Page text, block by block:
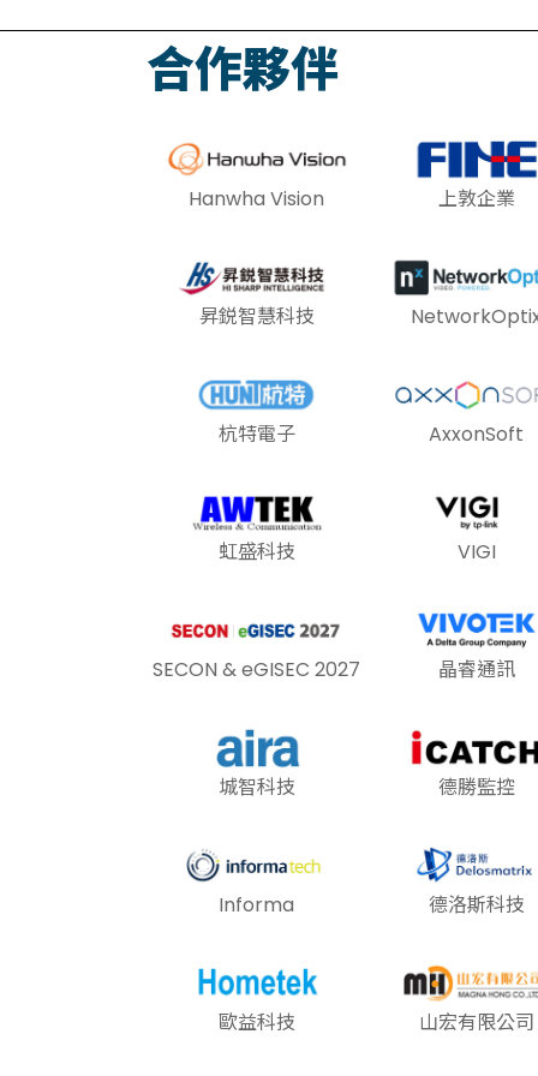
合作夥伴
Hanwha Vision 上敦企業
昇鋭智慧科技
杭特電子 AxxonSoft
虹盛科技 VIGI
SECON & eGISEC 2027 晶睿通訊
城智科技 德勝監控
Informa 德洛斯科技
歐益科技 山宏有限公司